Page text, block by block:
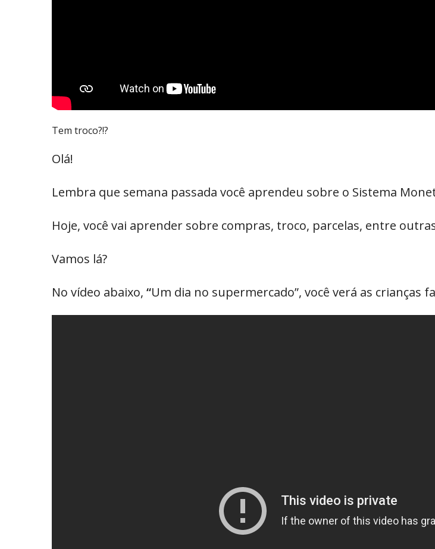
Tem troco?!?
Olá!
Lembra que semana passada você aprendeu sobre o Sistema
Hoje, você vai aprender sobre compras, troco, parcelas, entre
Vamos lá?
No vídeo abaixo, “Um dia no supermercado”, você verá as crianças